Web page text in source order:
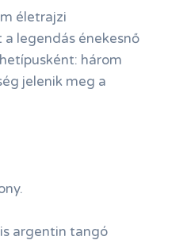
életrajzi
legendás énekesnő
három
jelenik meg a
argentin tangó